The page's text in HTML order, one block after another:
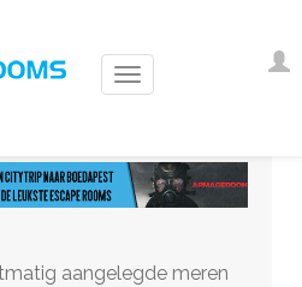
aangelegde meren